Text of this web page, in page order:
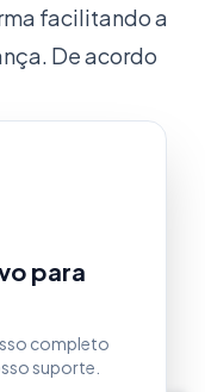
facilitando a
De acordo
a rede
cobrança
de
feitos por
caso de
para
completo
suporte.